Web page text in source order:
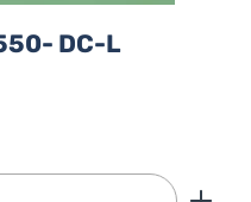
DC-L
Wert ein